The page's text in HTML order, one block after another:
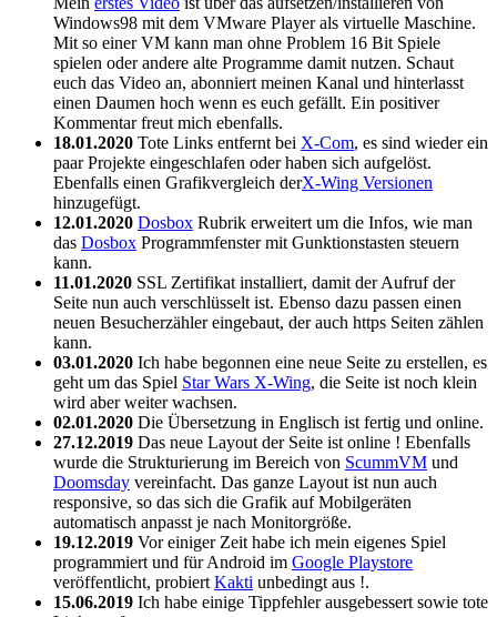
Windows98 mit dem VMware Player als virtuelle Maschine.
Mit so einer VM kann man ohne Problem 16 Bit Spiele
spielen oder andere alte Programme damit nutzen. Schaut
euch das Video an, abonniert meinen Kanal und hinterlasst
einen Daumen hoch wenn es euch gefällt. Ein positiver
Kommentar freut mich ebenfalls.
18.01.2020 Tote Links entfernt bei X-Com, es sind wieder ein
paar Projekte eingeschlafen oder haben sich aufgelöst.
Ebenfalls einen Grafikvergleich derX-Wing Versionen
hinzugefügt.
12.01.2020 Dosbox Rubrik erweitert um die Infos, wie man
das Dosbox Programmfenster mit Gunktionstasten steuern
kann.
11.01.2020 SSL Zertifikat installiert, damit der Aufruf der
Seite nun auch verschlüsselt ist. Ebenso dazu passen einen
neuen Besucherzähler eingebaut, der auch https Seiten zählen
kann.
03.01.2020 Ich habe begonnen eine neue Seite zu erstellen, es
geht um das Spiel Star Wars X-Wing, die Seite ist noch klein
wird aber weiter wachsen.
02.01.2020 Die Übersetzung in Englisch ist fertig und online.
27.12.2019 Das neue Layout der Seite ist online ! Ebenfalls
wurde die Strukturierung im Bereich von ScummVM und
Doomsday vereinfacht. Das ganze Layout ist nun auch
responsive, so das sich die Grafik auf Mobilgeräten
automatisch anpasst je nach Monitorgröße.
19.12.2019 Vor einiger Zeit habe ich mein eigenes Spiel
programmiert und für Android im Google Playstore
veröffentlicht, probiert Kakti unbedingt aus !.
15.06.2019 Ich habe einige Tippfehler ausgebessert sowie tote